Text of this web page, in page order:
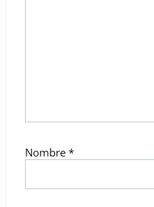
Nombre *